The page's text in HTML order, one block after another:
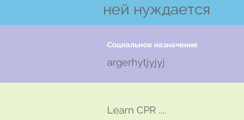
ней нуждается
Социальное назначение
argerhytjyjyj
Learn CPR ....